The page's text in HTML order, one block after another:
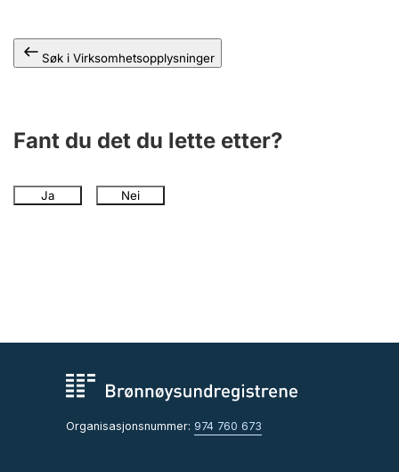
Søk i Virksomhetsopplysninger
Fant du det du lette etter?
Ja Nei
Organisasjonsnummer: 974 760 673